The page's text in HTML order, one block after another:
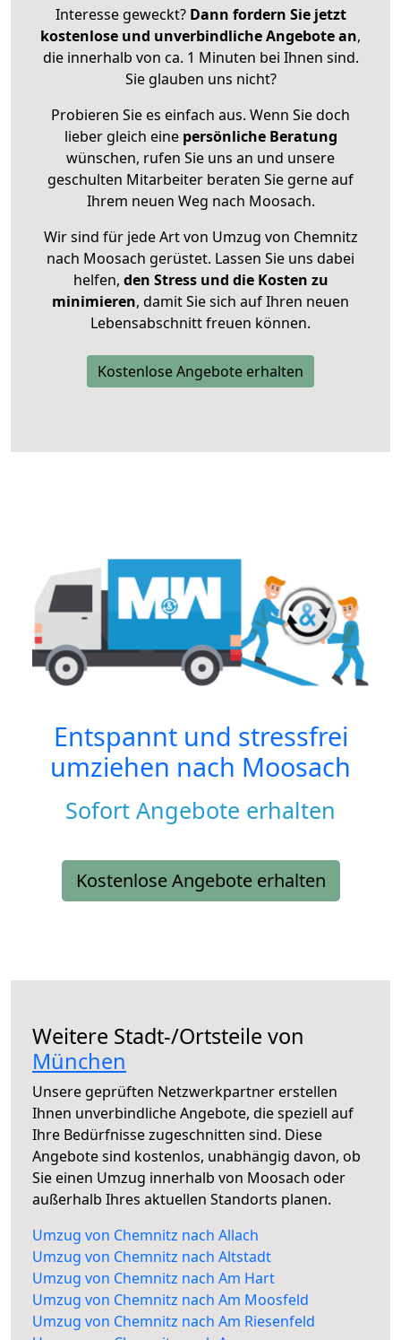
Interesse geweckt? Dann fordern Sie jetzt
kostenlose und unverbindliche Angebote an,
die innerhalb von ca. 1 Minuten bei Ihnen sind.
Sie glauben uns nicht?
Probieren Sie es einfach aus. Wenn Sie doch
lieber gleich eine persönliche Beratung
wünschen, rufen Sie uns an und unsere
geschulten Mitarbeiter beraten Sie gerne auf
Ihrem neuen Weg nach Moosach.
Wir sind für jede Art von Umzug von Chemnitz
nach Moosach gerüstet. Lassen Sie uns dabei
helfen, den Stress und die Kosten zu
minimieren, damit Sie sich auf Ihren neuen
Lebensabschnitt freuen können.
Kostenlose Angebote erhalten
Entspannt und stressfrei
umziehen nach Moosach
Sofort Angebote erhalten
Kostenlose Angebote erhalten
Weitere Stadt-/Ortsteile von
München
Unsere geprüften Netzwerkpartner erstellen
Ihnen unverbindliche Angebote, die speziell auf
Ihre Bedürfnisse zugeschnitten sind. Diese
Angebote sind kostenlos, unabhängig davon, ob
Sie einen Umzug innerhalb von Moosach oder
außerhalb Ihres aktuellen Standorts planen.
Umzug von Chemnitz nach Allach
Umzug von Chemnitz nach Altstadt
Umzug von Chemnitz nach Am Hart
Umzug von Chemnitz nach Am Moosfeld
Umzug von Chemnitz nach Am Riesenfeld